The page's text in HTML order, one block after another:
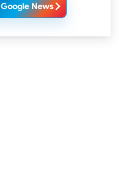
Google News